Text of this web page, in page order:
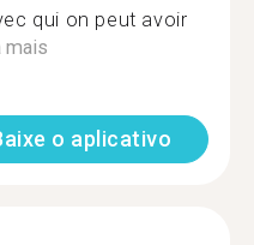
qui on peut avoir
mais
o aplicativo